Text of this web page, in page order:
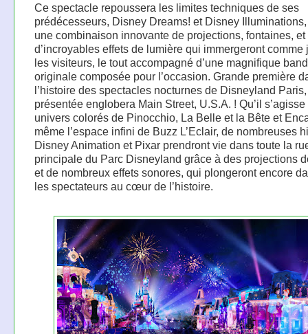
Ce spectacle repoussera les limites techniques de ses
prédécesseurs, Disney Dreams! et Disney
une combinaison innovante de projections, fontaines, et
d’incroyables effets de lumière qui immergeront comme
les visiteurs, le tout accompagné d’une magnifique
originale composée pour l’occasion. Grande première
l’histoire des spectacles nocturnes de Disneyland Paris,
présentée englobera Main Street, U.S.A. ! Qu’il
univers colorés de Pinocchio, La Belle et la Bête et
même l’espace infini de Buzz L’Eclair, de nombreuses
Disney Animation et Pixar prendront vie dans toute la
principale du Parc Disneyland grâce à des projections
et de nombreux effets sonores, qui plongeront encore
les spectateurs au cœur de l’histoire.